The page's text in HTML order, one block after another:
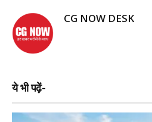
CG NOW DESK
ये भी पढ़ें-